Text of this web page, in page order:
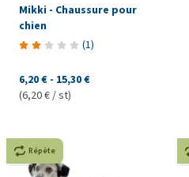
Mikki - Chaussure pour
chien
(1)
6,20 € - 15,30 €
(6,20 € / st)
Répète